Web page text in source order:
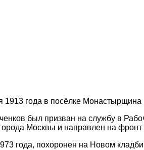
1913 года в посёлке
был призван на службу в
Москвы и направлен на
года, похоронен на Новом